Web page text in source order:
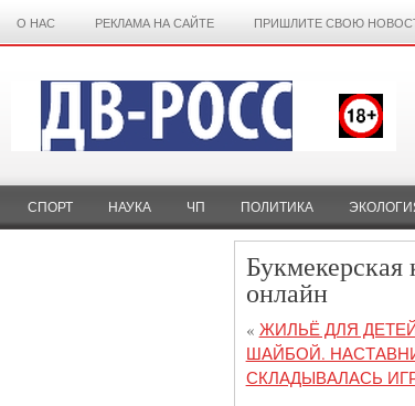
О НАС РЕКЛАМА НА САЙТЕ ПРИШЛИТЕ СВОЮ
СПОРТ НАУКА ЧП ПОЛИТИКА
Букмекерская
онлайн
« ЖИЛЬЁ ДЛЯ
ШАЙБОЙ.
СКЛАДЫВАЛАСЬ